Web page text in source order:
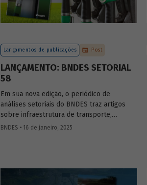
Lançamentos de publicações Post
LANÇAMENTO: BNDES SETORIAL
58
Em sua nova edição, o periódico de
análises setoriais do BNDES traz artigos
sobre infraestrutura de transporte,
mobilidade urbana, combustíveis
BNDES • 16 de janeiro, 2025